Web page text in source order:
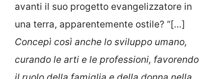
avanti il suo progetto evangelizzatore in
una terra, apparentemente ostile? “[…]
Concepì così anche lo sviluppo umano,
curando le arti e le professioni, favorendo